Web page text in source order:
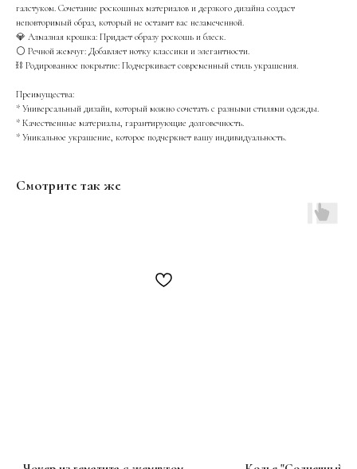
галстуком. Сочетание роскошных материалов и дерзкого дизайна создаст
неповторимый образ, который не оставит вас незамеченной.
💎 Алмазная крошка: Придает образу роскошь и блеск.
⚪️ Речной жемчуг: Добавляет нотку классики и элегантности.
⛓️ Родированное покрытие: Подчеркивает современный стиль украшения.
Преимущества:
* Универсальный дизайн, который можно сочетать с разными стилями одежды.
* Качественные материалы, гарантирующие долговечность.
* Уникальное украшение, которое подчеркнет вашу индивидуальность.
Смотрите так же